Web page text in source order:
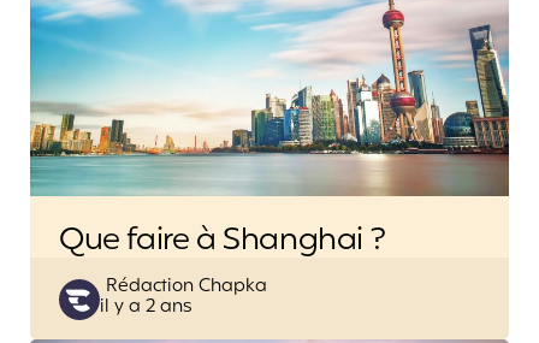
Que faire à Shanghai ?
Posted
by
Rédaction Chapka
il y a 2 ans